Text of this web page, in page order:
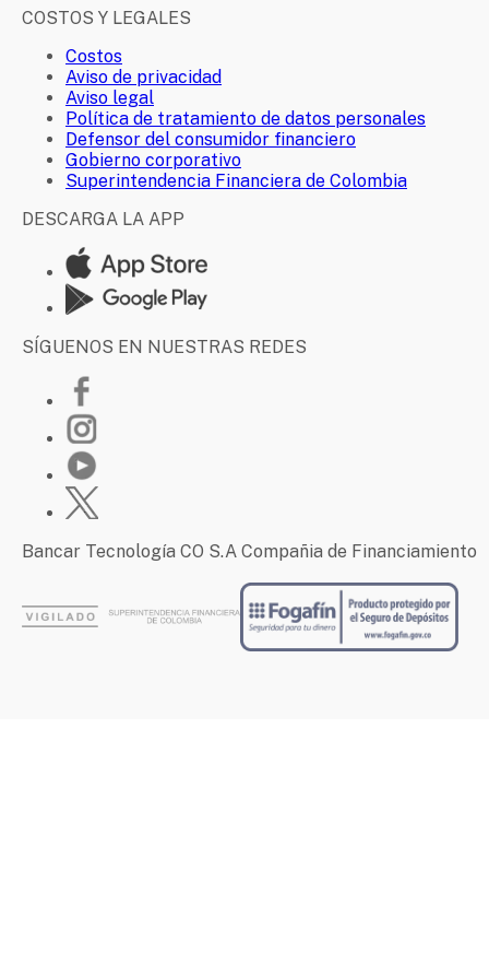
COSTOS Y LEGALES
Costos
Aviso de privacidad
Aviso legal
Política de tratamiento de datos personales
Defensor del consumidor financiero
Gobierno corporativo
Superintendencia Financiera de Colombia
DESCARGA LA APP
SÍGUENOS EN NUESTRAS REDES
Bancar Tecnología CO S.A Compañia de Financiamiento